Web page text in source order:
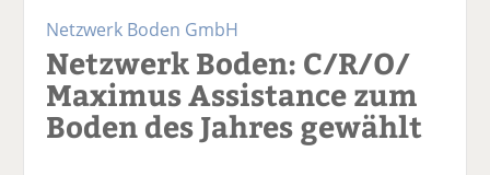
e
Netzwerk Boden GmbH
Netzwerk Boden: C/R/O/
Maximus Assistance zum
Boden des Jahres gewählt